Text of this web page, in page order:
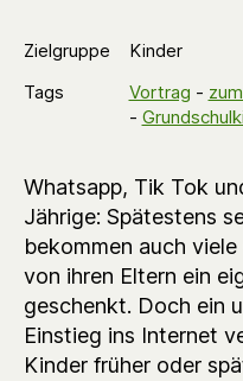
Zielgruppe
Kinder
Tags
Vortrag -
-
Whatsapp, Tik Tok
Jährige: Spätestens
bekommen auch
von ihren Eltern ein
geschenkt. Doch ein
Einstieg ins Internet
Kinder früher oder